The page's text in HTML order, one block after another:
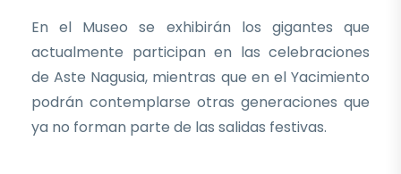
En el Museo se exhibirán los gigantes que
actualmente participan en las celebraciones
de Aste Nagusia, mientras que en el Yacimiento
podrán contemplarse otras generaciones que
ya no forman parte de las salidas festivas.